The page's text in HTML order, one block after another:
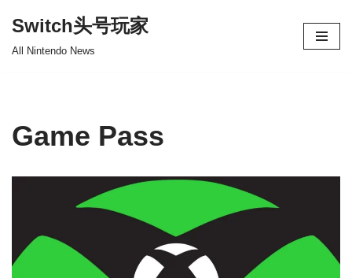
Switch头号玩家
All Nintendo News
Game Pass